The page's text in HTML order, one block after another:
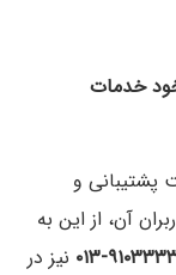
خدمات
پشتیبانی و
آن، از این به
۰۱۳
نیز در